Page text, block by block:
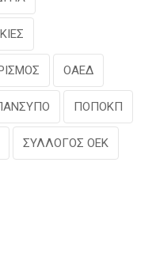
ΟΑΕΔ
ΠΟΠΟΚΠ
ΣΥΛΛΟΓΟΣ ΟΕΚ